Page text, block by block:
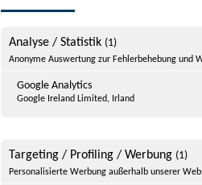
Analyse / Statistik (1)
Anonyme Auswertung zur Fehlerbehebung und
Google Analytics
Google Ireland Limited, Irland
Targeting / Profiling / Werbung (1)
Personalisierte Werbung außerhalb unserer